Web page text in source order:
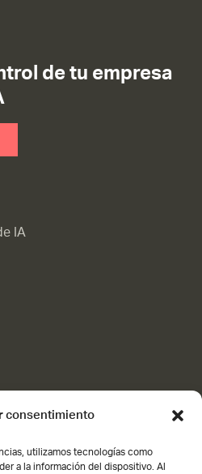
consentimiento
utilizamos tecnologías como
a la información del dispositivo. Al
de tu empresa
IA